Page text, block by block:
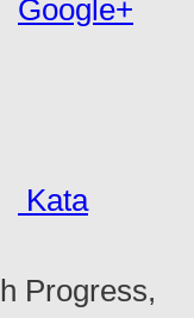
Google+
Kata
Progress,